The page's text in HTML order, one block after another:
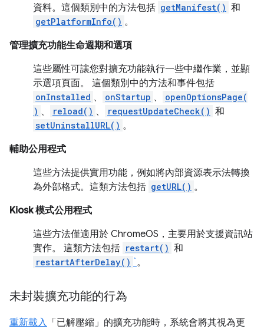
資料。這個類別中的方法包括 getManifest() 和
getPlatformInfo() 。
管理擴充功能生命週期和選項
這些屬性可讓您對擴充功能執行一些中繼作業，並顯
示選項頁面。 這個類別中的方法和事件包括
onInstalled 、 onStartup 、
openOptionsPage(
) 、 reload() 、 requestUpdateCheck() 和
setUninstallURL() 。
輔助公用程式
這些方法提供實用功能，例如將內部資源表示法轉換
為外部格式。這類方法包括 getURL() 。
Kiosk 模式公用程式
這些方法僅適用於 ChromeOS，主要用於支援資訊站
實作。 這類方法包括 restart() 和
restartAfterDelay() `。
未封裝擴充功能的行為
重新載入 「已解壓縮」的擴充功能時，系統會將其視為更